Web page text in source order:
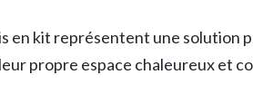
en kit représentent une solution
propre espace chaleureux et